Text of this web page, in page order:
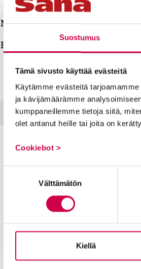
Suostumus
Tämä sivusto käyttää evästeitä
Käytämme evästeitä
ja kävijämäärämme
kumppaneillemme tietoja siitä,
olet antanut heille tai joita on
Cookiebot >
Välttämätön
Kiellä
Nasaretilaisen salaisuus, Jari
Raamattuopetukset nauhoitettu
Toimitus
PL 48, 08101 LOHJA
Kustantaja ja julkaisijaKansan